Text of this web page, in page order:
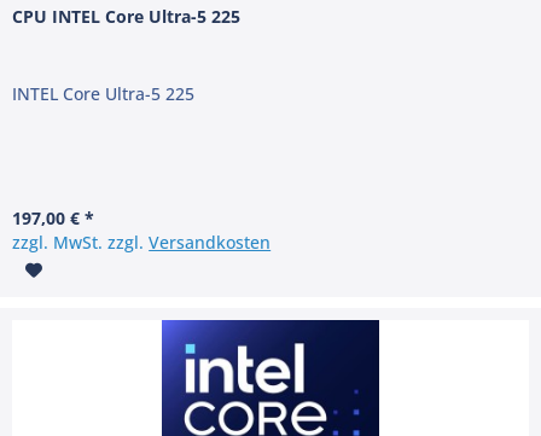
CPU INTEL Core Ultra-5 225
INTEL Core Ultra-5 225
197,00 € *
zzgl. MwSt. zzgl.Versandkosten